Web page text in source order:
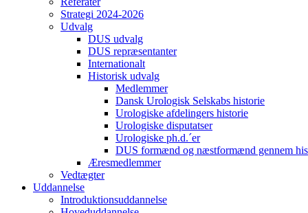
Strategi 2024-2026
Udvalg
DUS udvalg
DUS repræsentanter
Internationalt
Historisk udvalg
Medlemmer
Dansk Urologisk Selskabs historie
Urologiske afdelingers historie
Urologiske disputatser
Urologiske ph.d.´er
DUS formænd og næstformænd gennem
Æresmedlemmer
Vedtægter
Uddannelse
Introduktionsuddannelse